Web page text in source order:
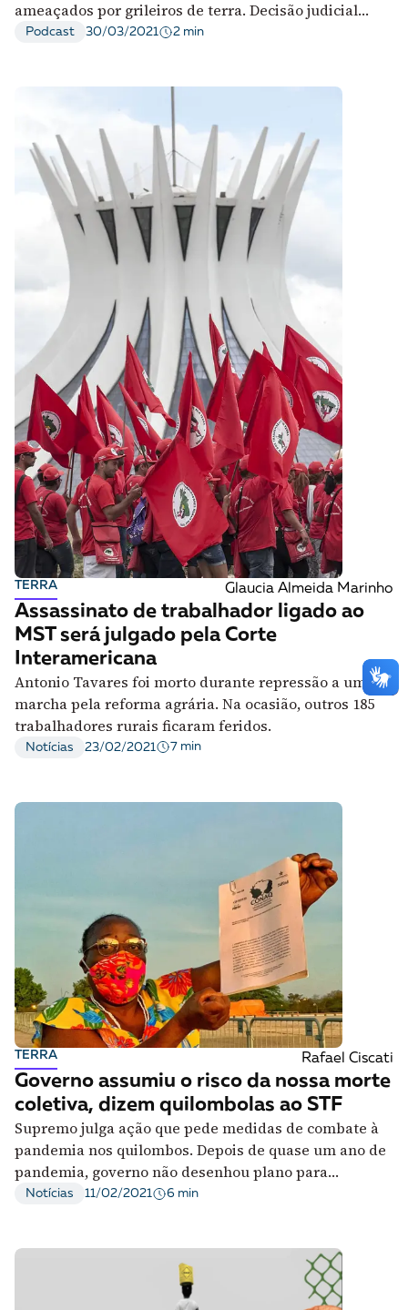
ameaçados por grileiros de terra. Decisão judicial
recente traz trégua para famílias
Podcast 30/03/2021 2 min
TERRA Glaucia Almeida Marinho
Assassinato de trabalhador ligado ao
MST será julgado pela Corte
Interamericana
Antonio Tavares foi morto durante repressão a uma
marcha pela reforma agrária. Na ocasião, outros 185
trabalhadores rurais ficaram feridos.
Notícias 23/02/2021 7 min
TERRA Rafael Ciscati
Governo assumiu o risco da nossa morte
coletiva, dizem quilombolas ao STF
Supremo julga ação que pede medidas de combate à
pandemia nos quilombos. Depois de quase um ano de
pandemia, governo não desenhou plano para
comunidades
Notícias 11/02/2021 6 min